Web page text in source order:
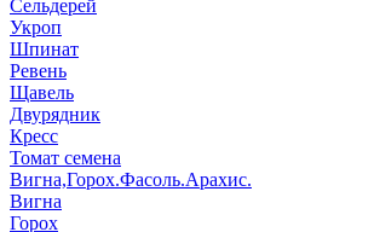
Сельдерей
Укроп
Шпинат
Ревень
Щавель
Двурядник
Кресс
Томат семена
Вигна,Горох.Фасоль.Арахис.
Вигна
Горох